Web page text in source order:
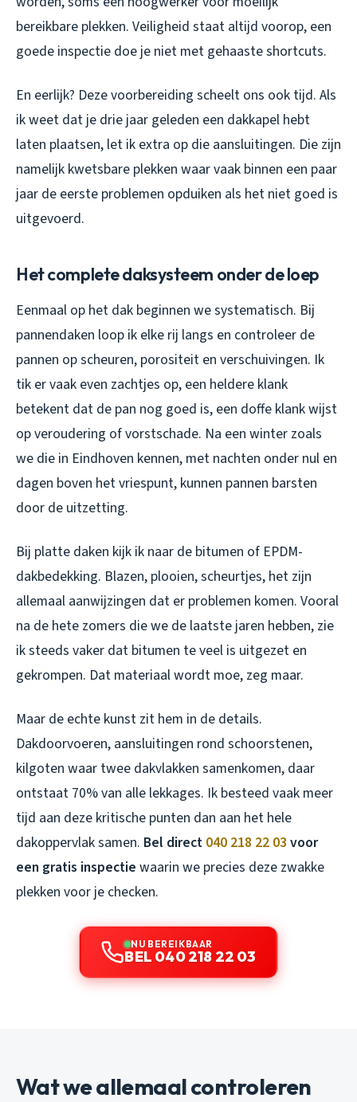
bereikbare plekken. Veiligheid staat altijd voorop, een
goede inspectie doe je niet met gehaaste shortcuts.
En eerlijk? Deze voorbereiding scheelt ons ook tijd. Als
ik weet dat je drie jaar geleden een dakkapel hebt
laten plaatsen, let ik extra op die aansluitingen. Die zijn
namelijk kwetsbare plekken waar vaak binnen een paar
jaar de eerste problemen opduiken als het niet goed is
uitgevoerd.
Het complete daksysteem onder de loep
Eenmaal op het dak beginnen we systematisch. Bij
pannendaken loop ik elke rij langs en controleer de
pannen op scheuren, porositeit en verschuivingen. Ik
tik er vaak even zachtjes op, een heldere klank
betekent dat de pan nog goed is, een doffe klank wijst
op veroudering of vorstschade. Na een winter zoals
we die in Eindhoven kennen, met nachten onder nul en
dagen boven het vriespunt, kunnen pannen barsten
door de uitzetting.
Bij platte daken kijk ik naar de bitumen of EPDM-
dakbedekking. Blazen, plooien, scheurtjes, het zijn
allemaal aanwijzingen dat er problemen komen. Vooral
na de hete zomers die we de laatste jaren hebben, zie
ik steeds vaker dat bitumen te veel is uitgezet en
gekrompen. Dat materiaal wordt moe, zeg maar.
Maar de echte kunst zit hem in de details.
Dakdoorvoeren, aansluitingen rond schoorstenen,
kilgoten waar twee dakvlakken samenkomen, daar
ontstaat 70% van alle lekkages. Ik besteed vaak meer
tijd aan deze kritische punten dan aan het hele
dakoppervlak samen. Bel direct 040 218 22 03 voor
een gratis inspectie waarin we precies deze zwakke
plekken voor je checken.
NU BEREIKBAAR
BEL 040 218 22 03
Wat we allemaal controleren